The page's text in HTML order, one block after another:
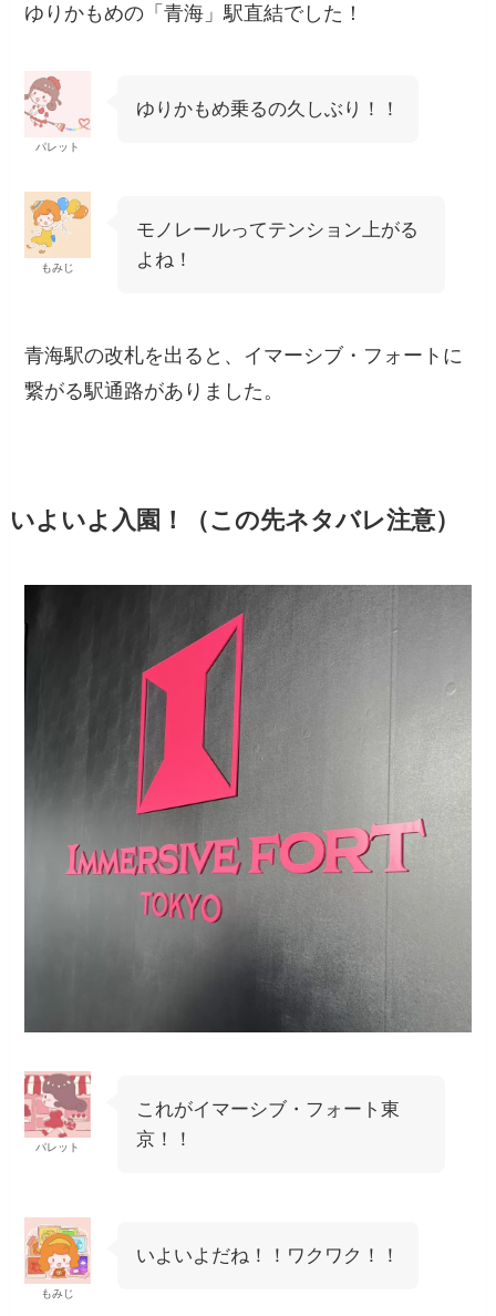
ゆりかもめの「青海」駅直結でした！
パレット
ゆりかもめ乗るの久しぶり！！
もみじ
モノレールってテンション上がる
よね！
青海駅の改札を出ると、イマーシブ・フォートに
繋がる駅通路がありました。
いよいよ入園！（この先ネタバレ注意）
パレット
これがイマーシブ・フォート東
京！！
もみじ
いよいよだね！！ワクワク！！